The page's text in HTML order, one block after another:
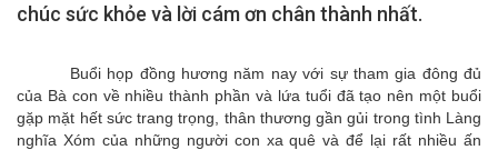
chúc sức khỏe và lời cám ơn chân thành nhất.
Buổi họp đồng hương năm nay với sự tham gia đông đủ
của Bà con về nhiều thành phần và lứa tuổi đã tạo nên một buổi
gặp mặt hết sức trang trọng, thân thương gần gủi trong tình Làng
nghĩa Xóm của những người con xa quê và để lại rất nhiều ấn